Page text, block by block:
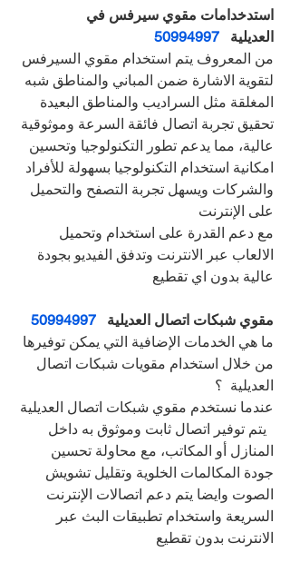
استدخدامات مقوي سيرفس في
العديلية 50994997
من المعروف يتم استخدام مقوي السيرفس
لتقوية الاشارة ضمن المباني والمناطق شبه
المغلقة مثل السراديب والمناطق البعيدة
تحقيق تجربة اتصال فائقة السرعة وموثوقية
عالية، مما يدعم تطور التكنولوجيا وتحسين
امكانية استخدام التكنولوجيا بسهولة للأفراد
والشركات ويسهل تجربة التصفح والتحميل
على الإنترنت
مع دعم القدرة على استخدام وتحميل
الالعاب عبر الانترنت وتدفق الفيديو بجودة
عالية بدون اي تقطيع
مقوي شبكات اتصال العديلية 50994997
ما هي الخدمات الإضافية التي يمكن توفيرها
من خلال استخدام مقويات شبكات اتصال
العديلية  ؟
عندما نستخدم مقوي شبكات اتصال العديلية
يتم توفير اتصال ثابت وموثوق به داخل
المنازل أو المكاتب، مع محاولة تحسين
جودة المكالمات الخلوية وتقليل تشويش
الصوت وايضا يتم دعم اتصالات الإنترنت
السريعة واستخدام تطبيقات البث عبر
الانترنت بدون تقطيع